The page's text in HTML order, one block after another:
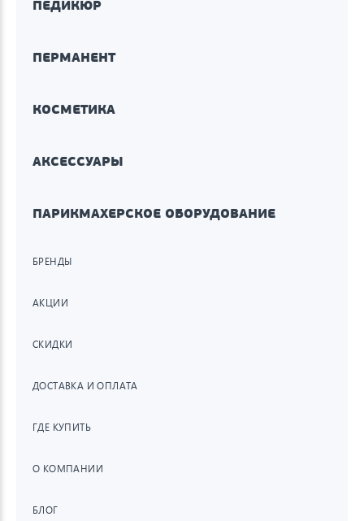
ПЕДИКЮР
ПЕРМАНЕНТ
КОСМЕТИКА
АКСЕССУАРЫ
ПАРИКМАХЕРСКОЕ ОБОРУДОВАНИЕ
БРЕНДЫ
АКЦИИ
СКИДКИ
ДОСТАВКА И ОПЛАТА
ГДЕ КУПИТЬ
О КОМПАНИИ
БЛОГ